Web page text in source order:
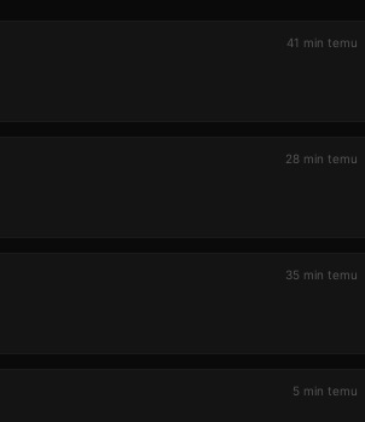
41 min temu
28 min temu
35 min temu
5 min temu